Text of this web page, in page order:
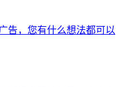
告，您有什么想法都可以